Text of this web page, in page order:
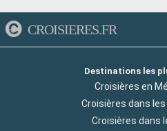
CROISIERES.FR
Destinations les
Croisières en
Croisières dans
Croisières dans